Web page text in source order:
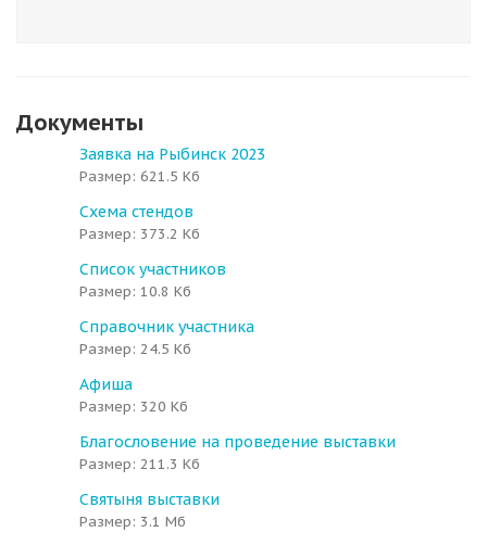
Документы
Заявка на Рыбинск 2023
Размер: 621.5 Кб
Схема стендов
Размер: 373.2 Кб
Список участников
Размер: 10.8 Кб
Справочник участника
Размер: 24.5 Кб
Афиша
Размер: 320 Кб
Благословение на проведение выставки
Размер: 211.3 Кб
Святыня выставки
Размер: 3.1 Мб